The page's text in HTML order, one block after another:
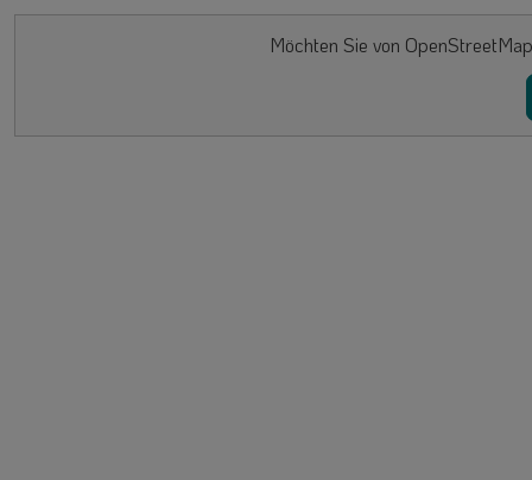
Möchten Sie von